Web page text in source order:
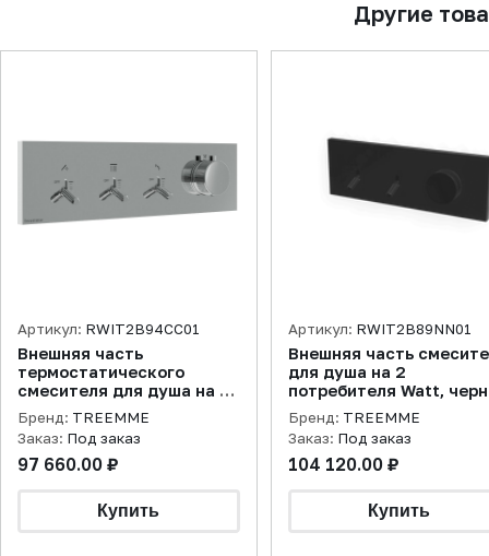
Другие
Артикул: RWIT2B94CC01
Внешняя часть
термостатического
смесителя для душа на 3
потребителя Watt, хром
Бренд: TREEMME
Заказ: Под заказ
97 660.00 ₽
Артикул: RWIT2B89NN01
Внешняя часть
для душа на 2
потребителя Watt,
матовый
Бренд: TREEMME
Заказ: Под заказ
104 120.00 ₽